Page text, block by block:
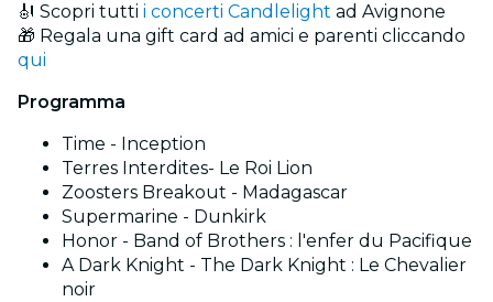
🎻 Scopri tutti i concerti Candlelight ad Avignone
🎁 Regala una gift card ad amici e parenti cliccando
qui
Programma
Time - Inception
Terres Interdites- Le Roi Lion
Zoosters Breakout - Madagascar
Supermarine - Dunkirk
Honor - Band of Brothers : l'enfer du Pacifique
A Dark Knight - The Dark Knight : Le Chevalier
noir